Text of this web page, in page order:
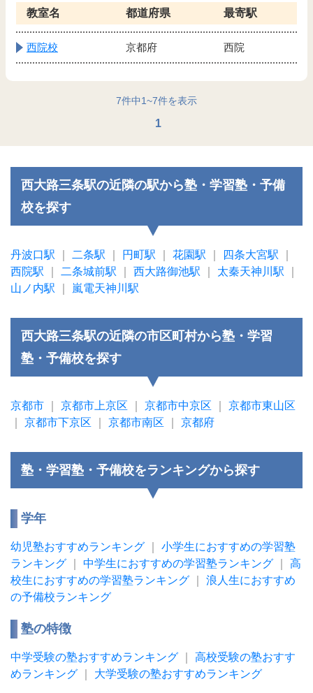
教室名 都道府県 最寄駅
西院校 京都府 西院
7件中1~7件を表示
1
西大路三条駅の近隣の駅から塾・学習塾・予備
校を探す
丹波口駅 二条駅 円町駅 花園駅 四条大宮駅
西院駅
二条城前駅 西大路御池駅 太秦天神川駅
山ノ内駅
嵐電天神川駅
西大路三条駅の近隣の市区町村から塾・学習
塾・予備校を探す
京都市 京都市上京区 京都市中京区
京都市東山区
京都市下京区 京都市南区 京都府
塾・学習塾・予備校をランキングから探す
学年
幼児塾おすすめランキング
小学生におすすめの学習塾
ランキング
中学生におすすめの学習塾ランキング
高
校生におすすめの学習塾ランキング
浪人生におすすめ
の予備校ランキング
塾の特徴
中学受験の塾おすすめランキング
高校受験の塾おすす
めランキング
大学受験の塾おすすめランキング